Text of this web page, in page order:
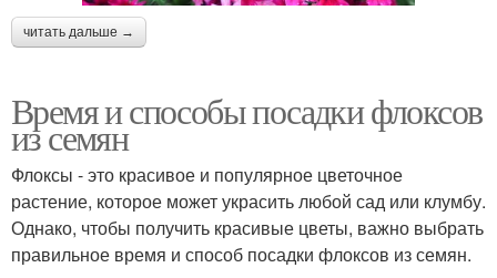
читать дальше →
Время и способы посадки флоксов
из семян
Флоксы - это красивое и популярное цветочное
растение, которое может украсить любой сад или клумбу.
Однако, чтобы получить красивые цветы, важно выбрать
правильное время и способ посадки флоксов из семян.